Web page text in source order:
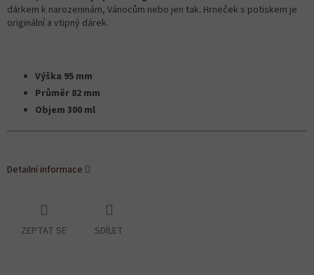
dárkem k narozeninám, Vánocům nebo jen tak. Hrneček s potiskem je
originální a vtipný dárek.
Výška 95 mm
Průměr 82 mm
Objem 300 ml
Detailní informace
ZEPTAT SE SDÍLET